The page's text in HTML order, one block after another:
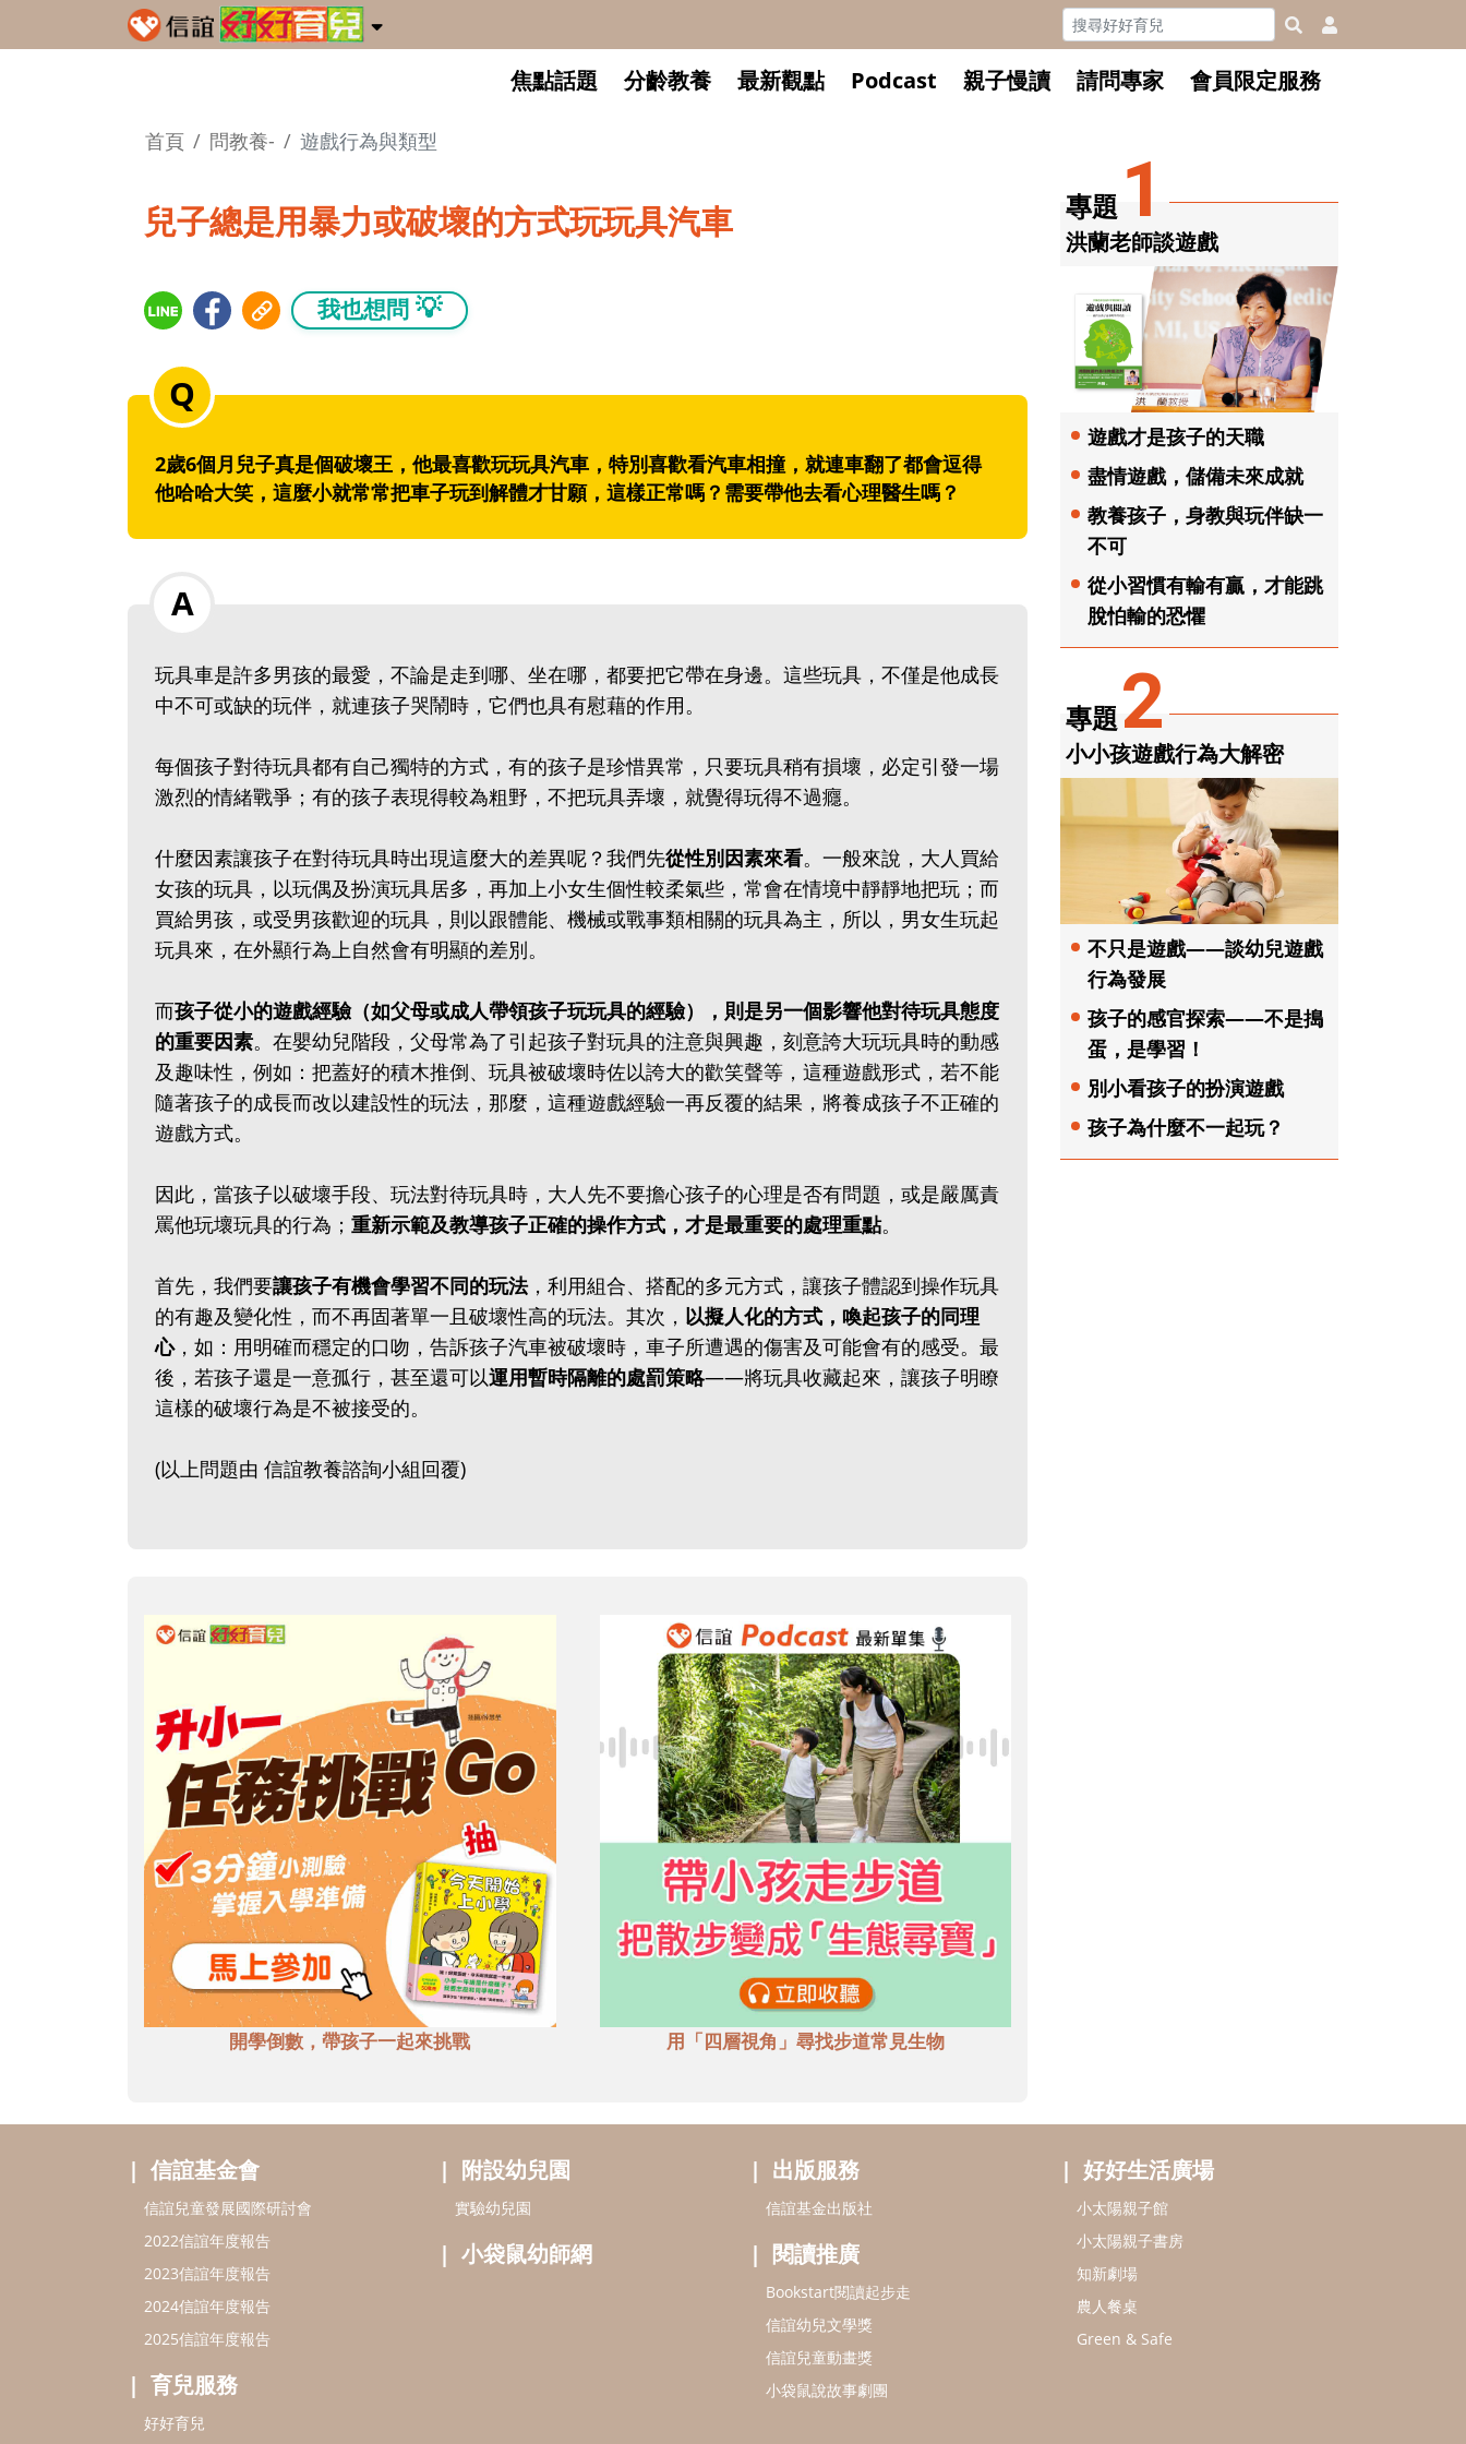
焦點話題 分齡教養 最新觀點 Podcast 親子慢讀 請問專家 會員限定服務
首頁 問教養- 遊戲行為與類型
兒子總是用暴力或破壞的方式玩玩具汽車
我也想問 💡
2歲6個月兒子真是個破壞王，他最喜歡玩玩具汽車，特別喜歡看汽車相撞，就連車翻了都會逗得
他哈哈大笑，這麼小就常常把車子玩到解體才甘願，這樣正常嗎？需要帶他去看心理醫生嗎？
玩具車是許多男孩的最愛，不論是走到哪、坐在哪，都要把它帶在身邊。這些玩具，不僅是他成長
中不可或缺的玩伴，就連孩子哭鬧時，它們也具有慰藉的作用。
每個孩子對待玩具都有自己獨特的方式，有的孩子是珍惜異常，只要玩具稍有損壞，必定引發一場
激烈的情緒戰爭；有的孩子表現得較為粗野，不把玩具弄壞，就覺得玩得不過癮。
什麼因素讓孩子在對待玩具時出現這麼大的差異呢？我們先從性別因素來看。一般來說，大人買給
女孩的玩具，以玩偶及扮演玩具居多，再加上小女生個性較柔氣些，常會在情境中靜靜地把玩；而
買給男孩，或受男孩歡迎的玩具，則以跟體能、機械或戰事類相關的玩具為主，所以，男女生玩起
玩具來，在外顯行為上自然會有明顯的差別。
而孩子從小的遊戲經驗（如父母或成人帶領孩子玩玩具的經驗），則是另一個影響他對待玩具態度
的重要因素。在嬰幼兒階段，父母常為了引起孩子對玩具的注意與興趣，刻意誇大玩玩具時的動感
及趣味性，例如：把蓋好的積木推倒、玩具被破壞時佐以誇大的歡笑聲等，這種遊戲形式，若不能
隨著孩子的成長而改以建設性的玩法，那麼，這種遊戲經驗一再反覆的結果，將養成孩子不正確的
遊戲方式。
因此，當孩子以破壞手段、玩法對待玩具時，大人先不要擔心孩子的心理是否有問題，或是嚴厲責
罵他玩壞玩具的行為； 重新示範及教導孩子正確的操作方式，才是最重要的處理重點。
首先，我們要讓孩子有機會學習不同的玩法，利用組合、搭配的多元方式，讓孩子體認到操作玩具
的有趣及變化性，而不再固著單一且破壞性高的玩法。其次， 以擬人化的方式，喚起孩子的同理
心，如：用明確而穩定的口吻，告訴孩子汽車被破壞時，車子所遭遇的傷害及可能會有的感受。最
後，若孩子還是一意孤行，甚至還可以運用暫時隔離的處罰策略——將玩具收藏起來，讓孩子明瞭
這樣的破壞行為是不被接受的。
(以上問題由 信誼教養諮詢小組回覆)
開學倒數，帶孩子一起來挑戰 用「四層視角」尋找步道常見生物
專題 1
洪蘭老師談遊戲
遊戲才是孩子的天職
盡情遊戲，儲備未來成就
教養孩子，身教與玩伴缺一
不可
從小習慣有輸有贏，才能跳
脫怕輸的恐懼
專題2
小小孩遊戲行為大解密
不只是遊戲——談幼兒遊戲
行為發展
孩子的感官探索——不是搗
蛋，是學習！
別小看孩子的扮演遊戲
孩子為什麼不一起玩？
信誼基金會
信誼兒童發展國際研討會
2022信誼年度報告
2023信誼年度報告
2024信誼年度報告
2025信誼年度報告
育兒服務
好好育兒
附設幼兒園
實驗幼兒園
小袋鼠幼師網
出版服務
信誼基金出版社
閱讀推廣
Bookstart閱讀起步走
信誼幼兒文學獎
信誼兒童動畫獎
小袋鼠說故事劇團
好好生活廣場
小太陽親子館
小太陽親子書房
知新劇場
農人餐桌
Green & Safe